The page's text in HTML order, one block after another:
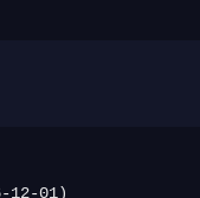
12-01)